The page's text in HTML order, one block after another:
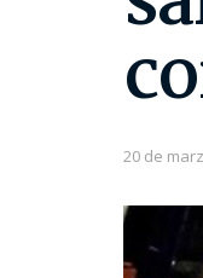
20 de